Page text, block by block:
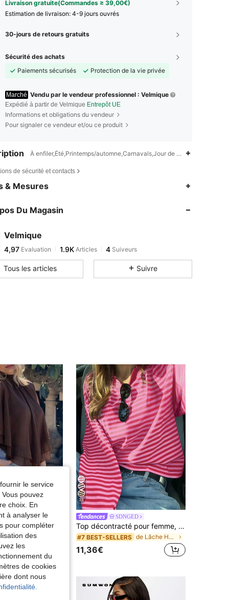
Livraison gratuite(Commandes ≥ 39,00€)
Estimation de livraison: 4-9 jours ouvrés
30-jours de retours gratuits
Sécurité des achats
Paiements sécurisés
Protection de la vie privée
Marché Vendu par le vendeur professionnel : Velmique
Expédié à partir de Velmique Entrepôt UE
Informations et obligations du vendeur
Pour signaler ce vendeur et/ou ce produit
À enfiler,Été,Printemps/automne,Carnavals,Jour de
de sécurité et contacts
& Mesures
Du Magasin
Velmique
4,97 Evaluation 1.9K Articles 4 Suiveurs
Tous les articles Suivre
asymétrique avec col montant en tissu tissé, dos nu et lien à nouer pour femmes, couleur unie
de Lâche Hauts de nuit doux
38
SDNGED
Top décontracté pour femme, tricot côtelé à rayures contrastées, pour un port quotidien, printemps/automne
#7 BEST-SELLERS de Lâche Hauts de nuit doux
11,36€
le service
pouvez
choix. En
à analyser le
pour compléter
des
les
du
de cookies
dont nous